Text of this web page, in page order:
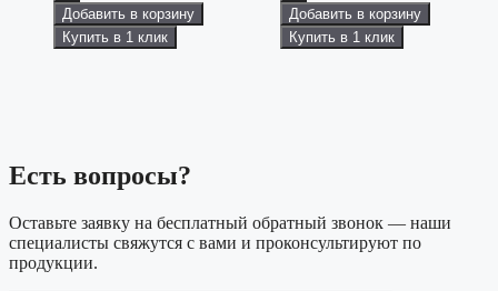
Добавить в корзину
Купить в 1 клик
Добавить в корзину
Купить в 1 клик
Есть вопросы?
Оставьте заявку на бесплатный обратный звонок — наши
специалисты свяжутся с вами и проконсультируют по
продукции.